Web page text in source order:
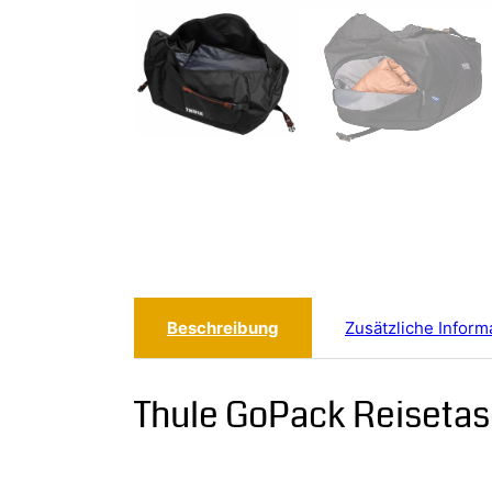
Beschreibung Zusätzliche
Thule GoPack